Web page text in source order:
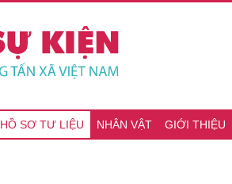
HỒ SƠ TƯ LIỆU NHÂN VẬT GIỚI THIỆU